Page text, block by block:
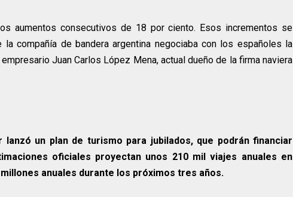
aumentos consecutivos de 18 por ciento. Esos incrementos se
la compañía de bandera argentina negociaba con los españoles la
Juan Carlos López Mena, actual dueño de la firma naviera
lanzó un plan de turismo para jubilados, que podrán financiar
oficiales proyectan unos 210 mil viajes anuales en
anuales durante los próximos tres años.